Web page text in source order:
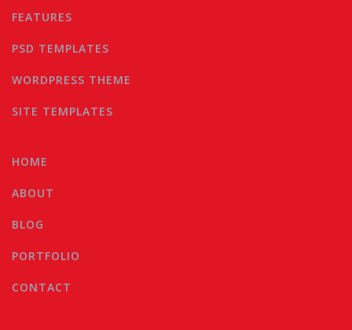
FEATURES
PSD TEMPLATES
WORDPRESS THEME
SITE TEMPLATES
HOME
ABOUT
BLOG
PORTFOLIO
CONTACT